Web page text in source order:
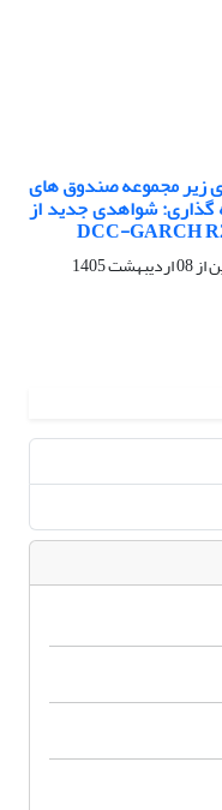
زیر مجموعه صندوق های
گذاری: شواهدی جدید از
از08 اردیبهشت 1405